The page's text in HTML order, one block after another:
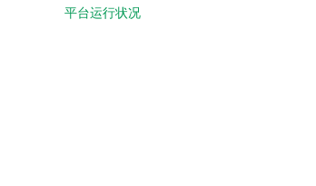
平台运行状况